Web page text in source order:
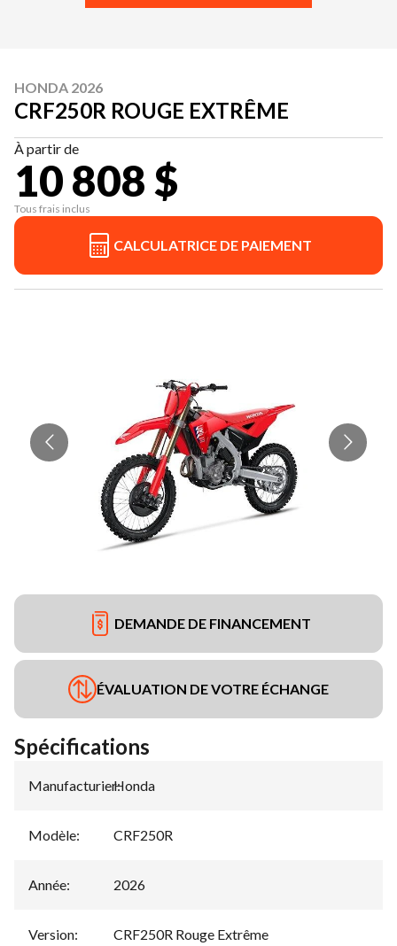
HONDA 2026
CRF250R ROUGE EXTRÊME
À partir de
10 808 $
Tous frais inclus
CALCULATRICE DE PAIEMENT
DEMANDE DE FINANCEMENT
ÉVALUATION DE VOTRE ÉCHANGE
Spécifications
Manufacturier:
Honda
Modèle: CRF250R
Année: 2026
Version: CRF250R Rouge Extrême